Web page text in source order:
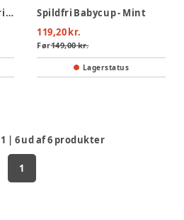
Wow Kop Kids - Purple Tritan
Spildfri Babycup - Mint
119,20 kr.
Før149,00 kr.
Lagerstatus
1 | 6ud af6 produkter
1